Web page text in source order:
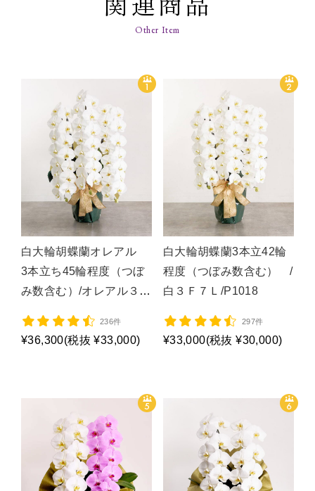
白大輪胡蝶蘭オレアル
3本立ち45輪程度（つぼ
み数含む）/オレアル３
236件
¥36,300(税抜 ¥33,000)
白大輪胡蝶蘭3本立42輪
程度（つぼみ数含む） /
白３Ｆ７Ｌ/P1018
297件
¥33,000(税抜 ¥30,000)